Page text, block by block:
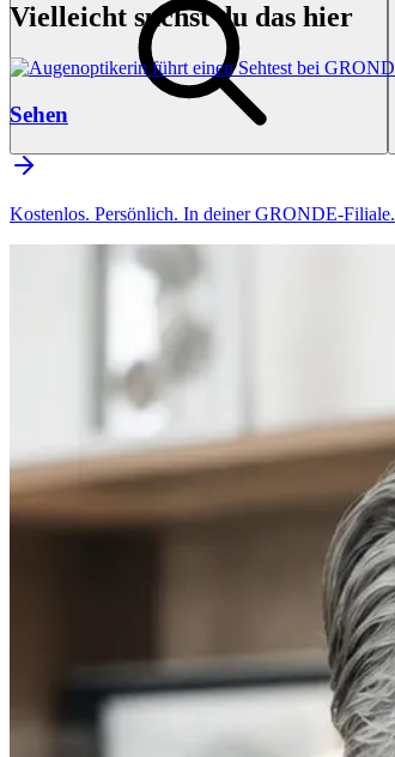
Vielleicht suchst du das hier
Sehen
Kostenlos. Persönlich. In deiner GRONDE-Filiale.